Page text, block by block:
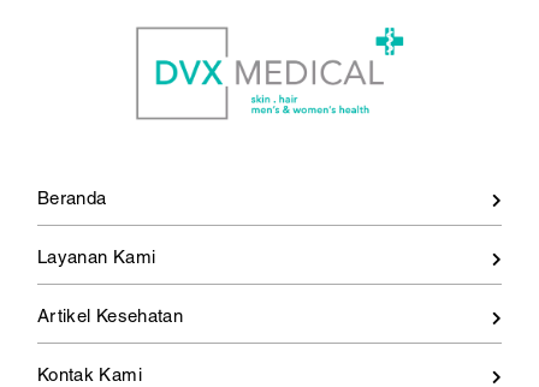
Beranda
Layanan Kami
Artikel Kesehatan
Kontak Kami